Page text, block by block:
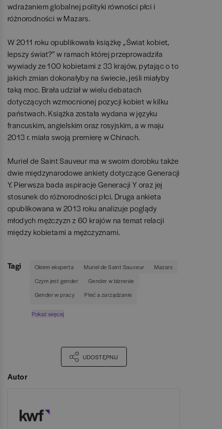
wdrażaniem globalnej polityki równości płci i
różnorodności w Mazars.
W 2011 roku opublikowała książkę „Świat kobiet,
lepszy świat?” w ramach której przeprowadziła
wywiady ze 100 kobietami z 33 krajów, pytając o to
jakich zmian dokonałyby na świecie, jeśli miałyby
taką moc. Brała udział w wielu debatach
dotyczących wzmocnionej pozycji kobiet w kilku
państwach. Książka została wydana w języku
francuskim, angielskim oraz rosyjskim, a w maju
2013 r. miała swoją premierę w Chinach.
Muriel de Saint Sauveur ma w swoim dorobku także
dwie międzynarodowe ankiety dotyczące Generacji
Y. Pierwsza bada aspiracje Generacji Y oraz jej
stosunek do różnorodności płci. Druga ankieta
opublikowana w 2013 roku analizuje poglądy
młodych mężczyzn z 60 krajów na temat relacji
między kobietami a mężczyznami.
Tagi Okiem eksperta Muriel de Saint Sauveur
Mazars
Czym jest gender
Gender w biznesie
Gender w pracy
Płeć a zarządzanie
Pokaż więcej
UDOSTĘPNIJ
Autor